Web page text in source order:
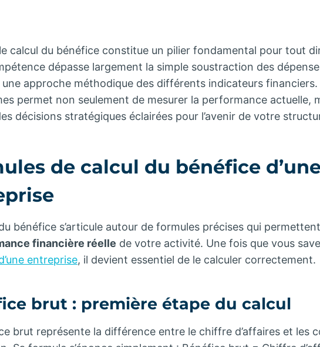
calcul du bénéfice constitue un pilier fondamental pour tout
dépasse largement la simple soustraction des
une approche méthodique des différents indicateurs
permet non seulement de mesurer la performance actuelle,
décisions stratégiques éclairées pour l’avenir de votre
de calcul du bénéfice
bénéfice s’articule autour de formules précises qui permettent
financière réelle de votre activité. Une fois que vous
entreprise, il devient essentiel de le calculer correctement.
brut : première étape du calcul
brut représente la différence entre le chiffre d’affaires et les